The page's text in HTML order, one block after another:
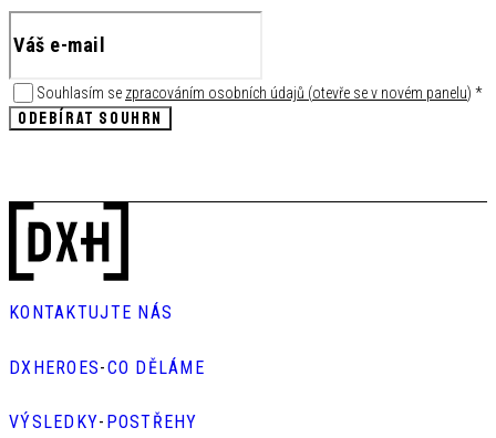
Souhlasím se zpracováním osobních údajů (otevře se v novém panelu) *
ODEBÍRAT SOUHRN
KONTAKTUJTE NÁS
DXHEROES-CO DĚLÁME
VÝSLEDKY- POSTŘEHY